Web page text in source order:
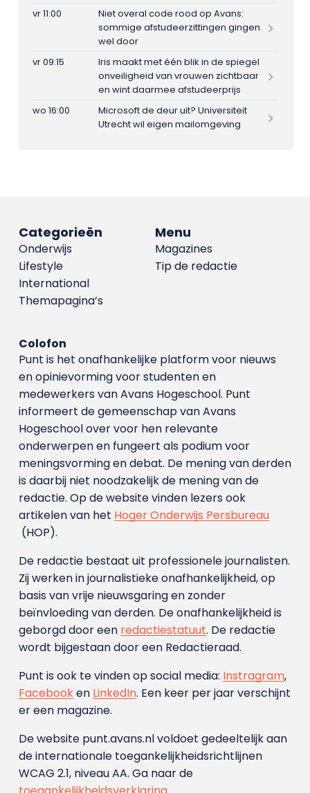
vr 11:00
Niet overal code rood op Avans:
sommige afstudeerzittingen gingen
wel door
vr 09:15
Iris maakt met één blik in de spiegel
onveiligheid van vrouwen zichtbaar
en wint daarmee afstudeerprijs
wo 16:00
Microsoft de deur uit? Universiteit
Utrecht wil eigen mailomgeving
Menu
Magazines
Tip de redactie
Categorieën
Onderwijs
Lifestyle
International
Themapagina’s
Colofon
Punt is het onafhankelijke platform voor nieuws
en opinievorming voor studenten en
medewerkers van Avans Hoge­school. Punt
informeert de gemeenschap van Avans
Hogeschool over voor hen relevante
onderwerpen en fungeert als podium voor
meningsvorming en debat. De mening van derden
is daarbij niet noodzakelijk de mening van de
redactie. Op de website vinden lezers ook
artikelen van het Hoger Onderwijs Persbureau
(HOP).
De redactie bestaat uit professionele journalisten.
Zij werken in journalistieke onafhankelijkheid, op
basis van vrije nieuwsgaring en zonder
beïnvloeding van derden. De onafhankelijkheid is
geborgd door een redactiestatuut. De redactie
wordt bijgestaan door een Redactieraad.
Punt is ook te vinden op social media: Instragram,
Facebooken LinkedIn. Een keer per jaar verschijnt
er een magazine.
De website punt.avans.nl voldoet gedeeltelijk aan
de internationale toegankelijkheidsrichtlijnen
WCAG 2.1, niveau AA. Ga naar de